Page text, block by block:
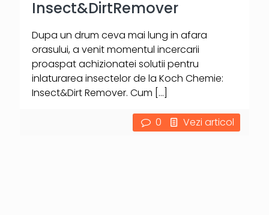
Insect&DirtRemover
Dupa un drum ceva mai lung in afara
orasului, a venit momentul incercarii
proaspat achizionatei solutii pentru
inlaturarea insectelor de la Koch Chemie:
Insect&Dirt Remover. Cum […]
0 Vezi articol